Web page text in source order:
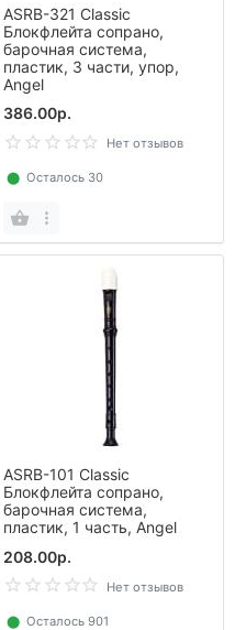
ASRB-321 Classic
Блокфлейта сопрано,
барочная система,
пластик, 3 части, упор,
Angel
386.00р.
Нет отзывов
⬤ Осталось 30
ASRB-101 Classic
Блокфлейта сопрано,
барочная система,
пластик, 1 часть, Angel
208.00р.
Нет отзывов
⬤ Осталось 901